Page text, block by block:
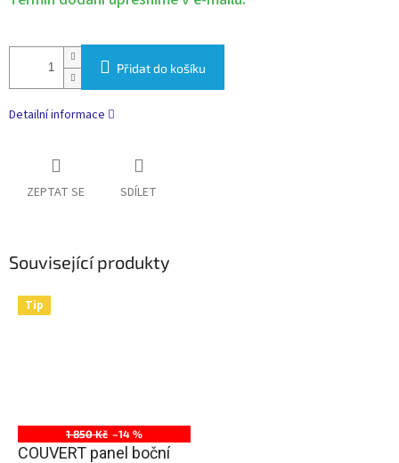
Přidat do košíku
Detailní informace
ZEPTAT SE SDÍLET
Související produkty
Tip
1 850 Kč –14 %
COUVERT panel boční